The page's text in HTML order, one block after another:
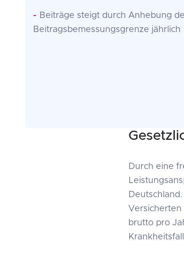
- Beiträge steigt durch Anhebung
Beitragsbemessungsgrenze jährlich
Durch eine
brutto pro